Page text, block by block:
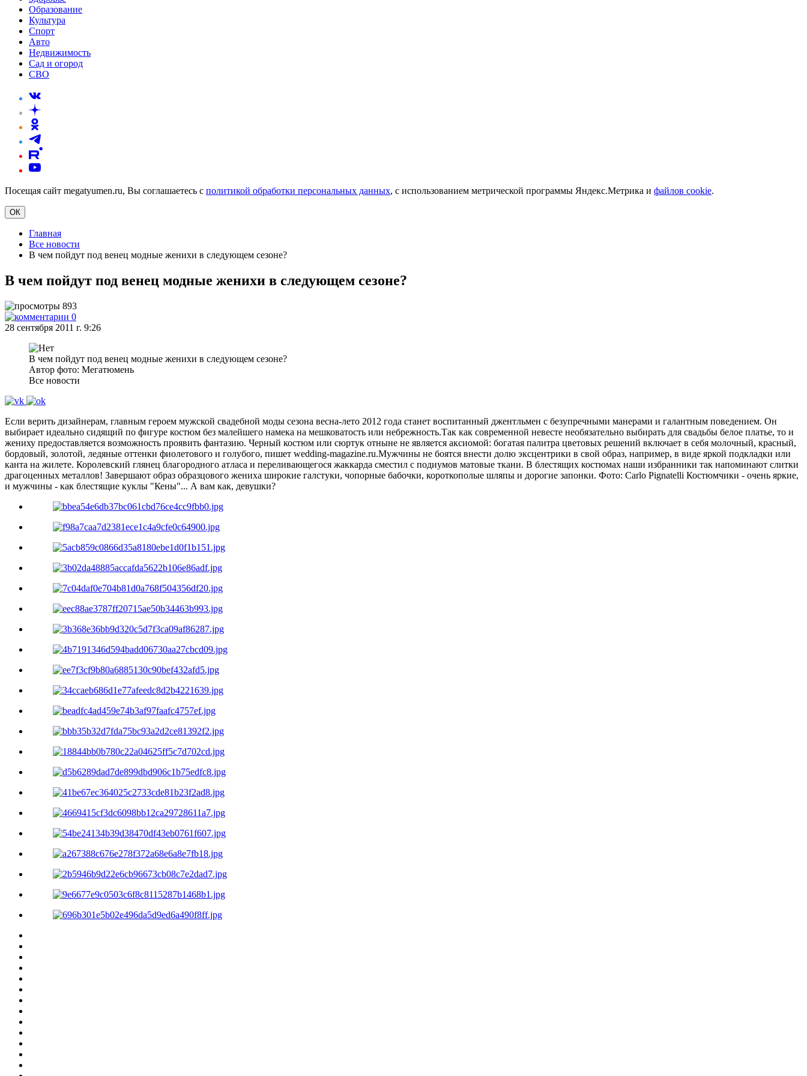
Образование
Культура
Спорт
Авто
Недвижимость
Сад и огород
СВО
Посещая сайт megatyumen.ru, Вы соглашаетесь с политикой обработки персональных данных, с использованием метрической программы Яндекс.Метрика и файлов cookie.
ОК
Главная
Все новости
В чем пойдут под венец модные женихи в следующем сезоне?
В чем пойдут под венец модные женихи в следующем сезоне?
893
0
28 сентября 2011 г. 9:26
В чем пойдут под венец модные женихи в следующем сезоне?
Автор фото: Мегатюмень
Все новости
Если верить дизайнерам, главным героем мужской свадебной моды сезона весна-лето 2012 года станет воспитанный джентльмен с безупречными манерами и галантным поведением. Он
выбирает идеально сидящий по фигуре костюм без малейшего намека на мешковатость или небрежность.Так как современной невесте необязательно выбирать для свадьбы белое платье, то и
жениху предоставляется возможность проявить фантазию. Черный костюм или сюртук отныне не является аксиомой: богатая палитра цветовых решений включает в себя молочный, красный,
бордовый, золотой, ледяные оттенки фиолетового и голубого, пишет wedding-magazine.ru.Мужчины не боятся внести долю эксцентрики в свой образ, например, в виде яркой подкладки или
канта на жилете. Королевский глянец благородного атласа и переливающегося жаккарда сместил с подиумов матовые ткани. В блестящих костюмах наши избранники так напоминают слитки
драгоценных металлов! Завершают образ образцового жениха широкие галстуки, чопорные бабочки, короткополые шляпы и дорогие запонки. Фото: Carlo Pignatelli Костюмчики - очень яркие,
и мужчины - как блестящие куклы "Кены"... А вам как, девушки?